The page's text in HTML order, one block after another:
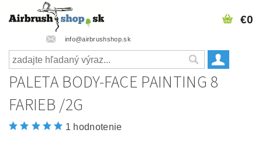
info@airbrushshop.sk
€0
PALETA BODY-FACE PAINTING 8
FARIEB /2G
1 hodnotenie